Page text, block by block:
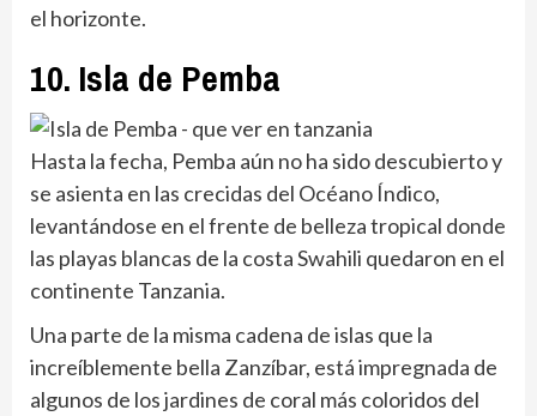
el horizonte.
10. Isla de Pemba
Hasta la fecha, Pemba aún no ha sido descubierto y
se asienta en las crecidas del Océano Índico,
levantándose en el frente de belleza tropical donde
las playas blancas de la costa Swahili quedaron en el
continente Tanzania.
Una parte de la misma cadena de islas que la
increíblemente bella Zanzíbar, está impregnada de
algunos de los jardines de coral más coloridos del